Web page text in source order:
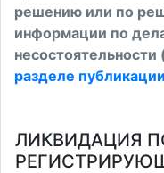
решению или по
информации по
разделе
ЛИКВИДАЦИЯ